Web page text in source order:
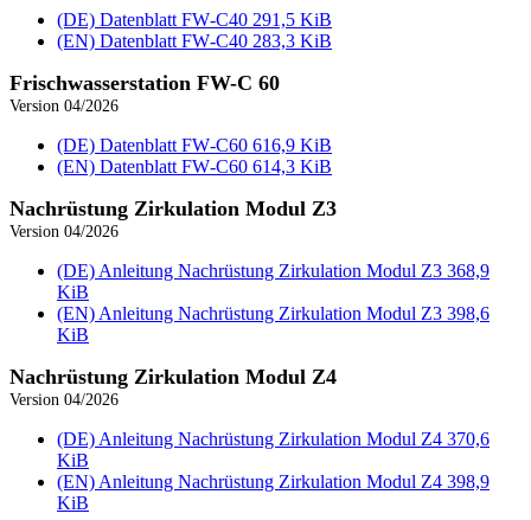
(DE) Datenblatt FW‑C40 291,5 KiB
(EN) Datenblatt FW‑C40 283,3 KiB
Frischwasser­station FW-C 60
Version 04/2026
(DE) Datenblatt FW‑C60 616,9 KiB
(EN) Datenblatt FW‑C60 614,3 KiB
Nachrüstung Zirkulation Modul Z3
Version 04/2026
(DE) Anleitung Nachrüstung Zirkulation Modul Z3 368,9
KiB
(EN) Anleitung Nachrüstung Zirkulation Modul Z3 398,6
KiB
Nachrüstung Zirkulation Modul Z4
Version 04/2026
(DE) Anleitung Nachrüstung Zirkulation Modul Z4 370,6
KiB
(EN) Anleitung Nachrüstung Zirkulation Modul Z4 398,9
KiB